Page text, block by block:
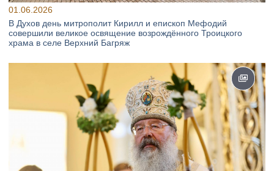
01.06.2026
В Духов день митрополит Кирилл и епископ Мефодий
совершили великое освящение возрождённого Троицкого
храма в селе Верхний Багряж